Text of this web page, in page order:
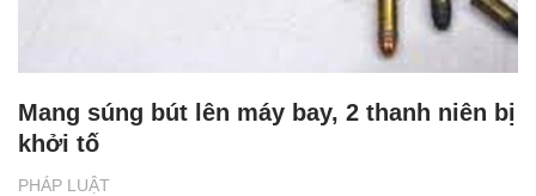
PHÁP LUẬT
Mang súng bút lên máy bay, 2 thanh niên bị
khởi tố